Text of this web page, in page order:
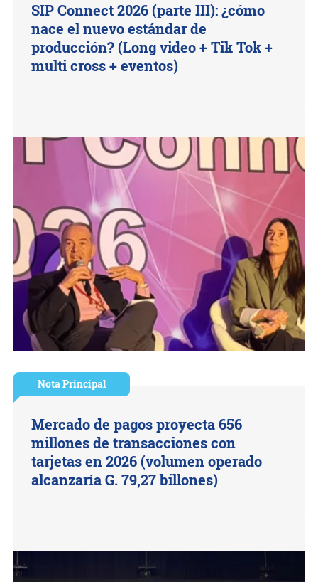
SIP Connect 2026 (parte III): ¿cómo
nace el nuevo estándar de
producción? (Long video + Tik Tok +
multi cross + eventos)
Nota Principal
Mercado de pagos proyecta 656
millones de transacciones con
tarjetas en 2026 (volumen operado
alcanzaría G. 79,27 billones)